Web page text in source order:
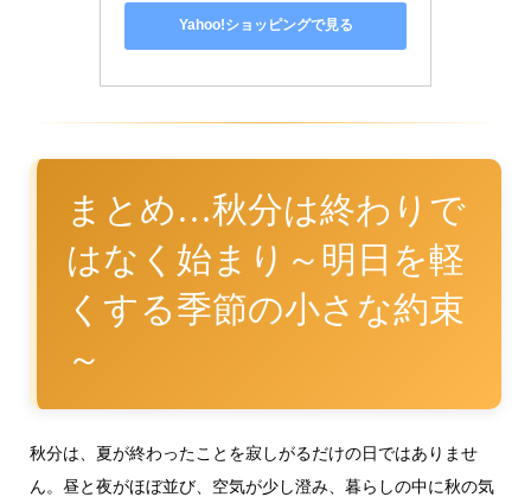
Yahoo!ショッピングで見る
まとめ…秋分は終わりで
はなく始まり～明日を軽
くする季節の小さな約束
～
秋分は、夏が終わったことを寂しがるだけの日ではありませ
ん。昼と夜がほぼ並び、空気が少し澄み、暮らしの中に秋の気